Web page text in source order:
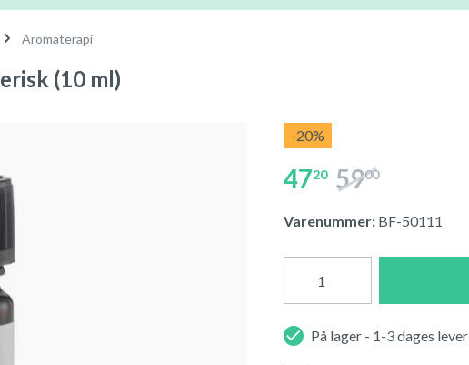
Aromaterapi
(10 ml)
-20%
4720 5900
Varenummer: BF-50111
På lager - 1-3 dages